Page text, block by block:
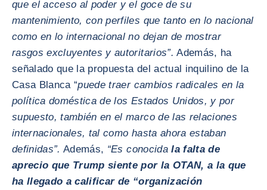
que el acceso al poder y el goce de su
mantenimiento, con perfiles que tanto en lo nacional
como en lo internacional no dejan de mostrar
rasgos excluyentes y autoritarios”. Además, ha
señalado que la propuesta del actual inquilino de la
Casa Blanca “puede traer cambios radicales en la
política doméstica de los Estados Unidos, y por
supuesto, también en el marco de las relaciones
internacionales, tal como hasta ahora estaban
definidas”. Además, “Es conocidala falta de
aprecio que Trump siente por la OTAN, a la que
ha llegado a calificar de “organización